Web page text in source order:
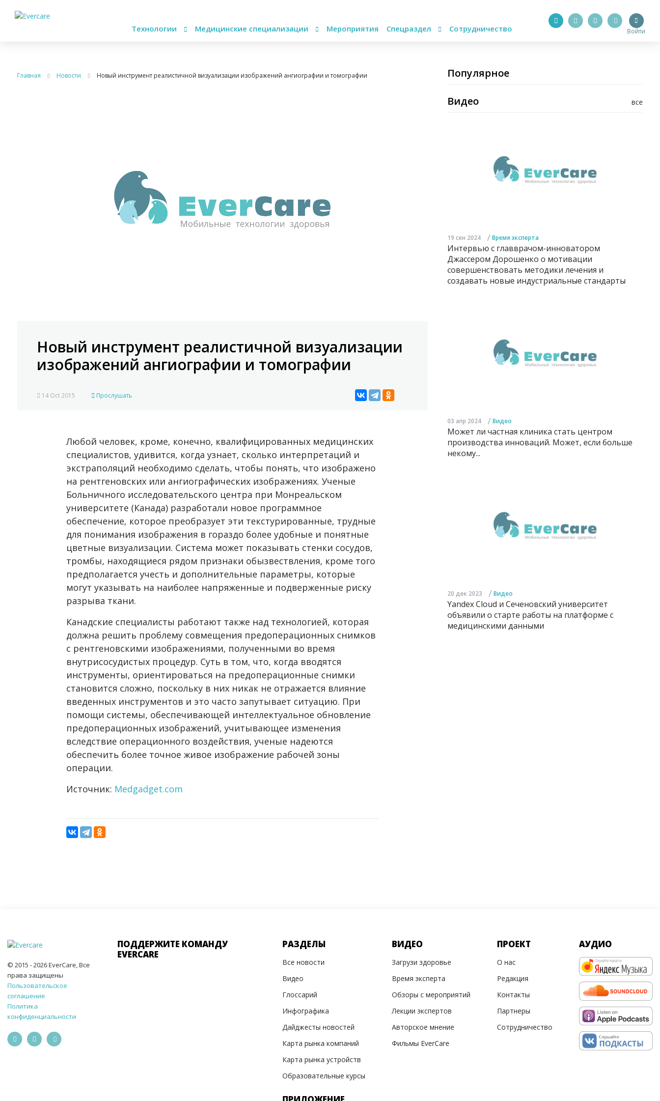
Технологии Медицинские специализации Мероприятия Спецраздел Сотрудничество Войти
Главная Новости Новый инструмент реалистичной визуализации изображений ангиографии и томографии
Новый инструмент реалистичной визуализации
изображений ангиографии и томографии
14 Oct 2015 Прослушать
Любой человек, кроме, конечно, квалифицированных медицинских
специалистов, удивится, когда узнает, сколько интерпретаций и
экстраполяций необходимо сделать, чтобы понять, что изображено
на рентгеновских или ангиографических изображениях. Ученые
Больничного исследовательского центра при Монреальском
университете (Канада) разработали новое программное
обеспечение, которое преобразует эти текстурированные, трудные
для понимания изображения в гораздо более удобные и понятные
цветные визуализации. Система может показывать стенки сосудов,
тромбы, находящиеся рядом признаки обызвествления, кроме того
предполагается учесть и дополнительные параметры, которые
могут указывать на наиболее напряженные и подверженные риску
разрыва ткани.
Канадские специалисты работают также над технологией, которая
должна решить проблему совмещения предоперационных снимков
с рентгеновскими изображениями, полученными во время
внутрисосудистых процедур. Суть в том, что, когда вводятся
инструменты, ориентироваться на предоперационные снимки
становится сложно, поскольку в них никак не отражается влияние
введенных инструментов и это часто запутывает ситуацию. При
помощи системы, обеспечивающей интеллектуальное обновление
предоперационных изображений, учитывающее изменения
вследствие операционного воздействия, ученые надеются
обеспечить более точное живое изображение рабочей зоны
операции.
Источник: Medgadget.com
Популярное
все
Видео
19 сен 2024 / Время эксперта
Интервью с главврачом-инноватором
Джассером Дорошенко о мотивации
совершенствовать методики лечения и
создавать новые индустриальные стандарты
03 апр 2024 / Видео
Может ли частная клиника стать центром
производства инноваций. Может, если больше
некому...
20 дек 2023 / Видео
Yandex Cloud и Сеченовский университет
объявили о старте работы на платформе с
медицинскими данными
© 2015 - 2026 EverCare, Все
права защищены
Пользовательское
соглашение
Политика
конфиденциальности
ПОДДЕРЖИТЕ КОМАНДУ
EVERCARE
РАЗДЕЛЫ
Все новости
Видео
Глоссарий
Инфографика
Дайджесты новостей
Карта рынка компаний
Карта рынка устройств
Образовательные курсы
ВИДЕО
Загрузи здоровье
Время эксперта
Обзоры с мероприятий
Лекции экспертов
Авторское мнение
Фильмы EverCare
ПРОЕКТ
О нас
Редакция
Контакты
Партнеры
Сотрудничество
АУДИО